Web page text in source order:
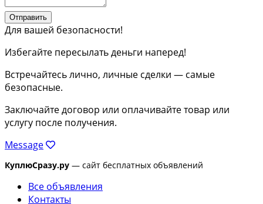
Отправить
Для вашей безопасности!
Избегайте пересылать деньги наперед!
Встречайтесь лично, личные сделки — самые
безопасные.
Заключайте договор или оплачивайте товар или
услугу после получения.
Message
КуплюСразу.ру — сайт бесплатных объявлений
Все объявления
Контакты